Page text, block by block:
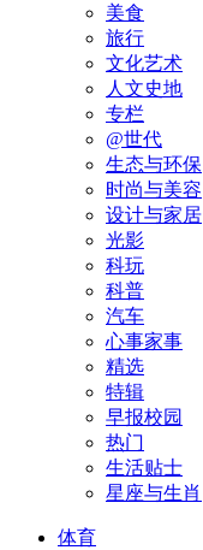
美食
旅行
文化艺术
人文史地
专栏
@世代
生态与环保
时尚与美容
设计与家居
光影
科玩
科普
汽车
心事家事
精选
特辑
早报校园
热门
生活贴士
星座与生肖
体育